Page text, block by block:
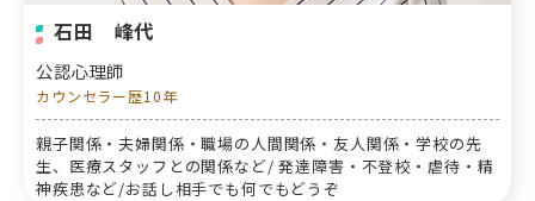
石田 峰代
公認心理師
カウンセラー歴10年
親子関係・夫婦関係・職場の人間関係・友人関係・学校の先
生、医療スタッフとの関係など/ 発達障害・不登校・虐待・精
神疾患など/お話し相手でも何でもどうぞ